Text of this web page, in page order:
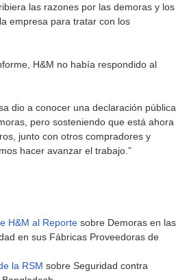
las razones por las demoras y los
empresa para tratar con los
H&M no había respondido al
dio a conocer una declaración pública
pero sosteniendo que está ahora
junto con otros compradores y
hacer avanzar el trabajo.”
H&M al Reporte sobre Demoras en las
en sus Fábricas Proveedoras de
la RSM sobre Seguridad contra